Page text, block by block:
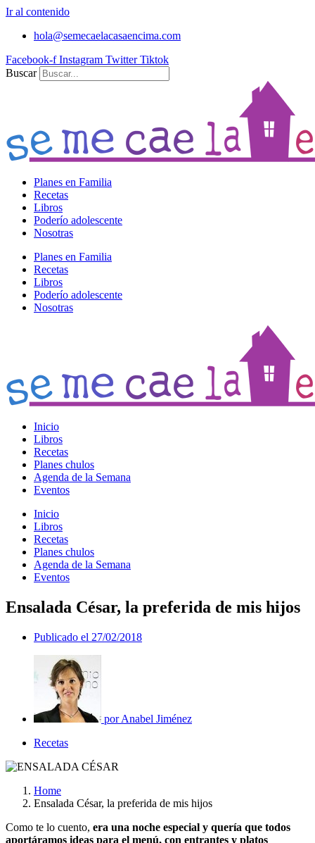
Ir al contenido
hola@semecaelacasaencima.com
Facebook-f Instagram Twitter Tiktok
Buscar
Planes en Familia
Recetas
Libros
Poderío adolescente
Nosotras
Planes en Familia
Recetas
Libros
Poderío adolescente
Nosotras
Inicio
Libros
Recetas
Planes chulos
Agenda de la Semana
Eventos
Inicio
Libros
Recetas
Planes chulos
Agenda de la Semana
Eventos
Ensalada César, la preferida de mis hijos
Publicado el 27/02/2018
porAnabel Jiménez
Recetas
Home
Ensalada César, la preferida de mis hijos
Como te lo cuento, era una noche especial y quería que todos
aportáramos ideas para el menú, con entrantes y platos